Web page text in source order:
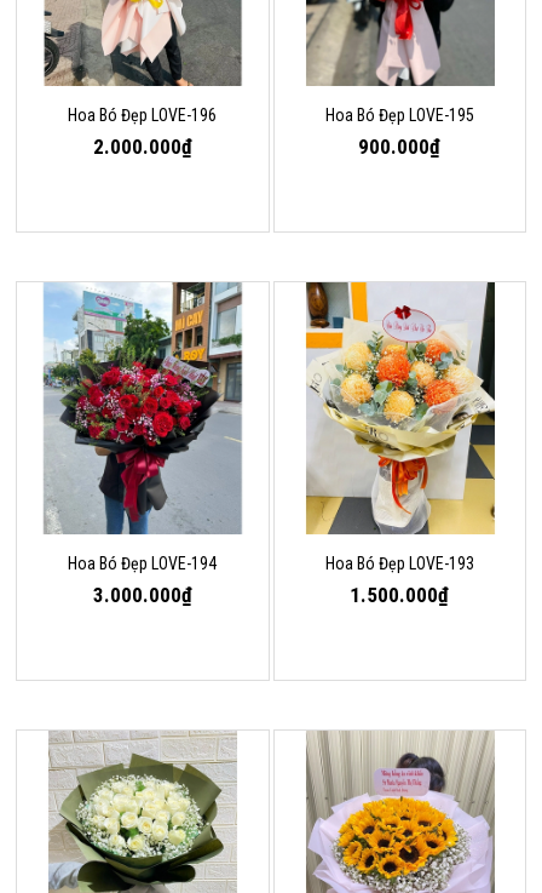
Hoa Bó Đẹp LOVE-196
2.000.000₫
Hoa Bó Đẹp LOVE-195
900.000₫
Hoa Bó Đẹp LOVE-194
3.000.000₫
Hoa Bó Đẹp LOVE-193
1.500.000₫